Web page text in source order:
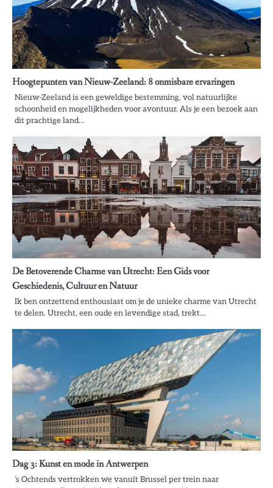
Hoogtepunten van Nieuw-Zeeland: 8 onmisbare ervaringen
Nieuw-Zeeland is een geweldige bestemming, vol natuurlijke
schoonheid en mogelijkheden voor avontuur. Als je een bezoek aan
dit prachtige land…
De Betoverende Charme van Utrecht: Een Gids voor
Geschiedenis, Cultuur en Natuur
Ik ben ontzettend enthousiast om je de unieke charme van Utrecht
te delen. Utrecht, een oude en levendige stad, trekt…
Dag 3: Kunst en mode in Antwerpen
’s Ochtends vertrokken we vanuit Brussel per trein naar